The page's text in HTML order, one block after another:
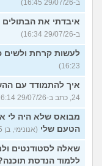
ב-29/07/26 16:45)
איבדתי את הבתולים
ב-29/07/26 16:34)
לעשות קרחת ולשים
16:23)
איך להתמודד עם
24, כתב ב-29/07/26 16:14)
מבואס שלא היה לי
הטעם שלי (אנונימי, בן 25, כתב ב-29/07/26 16:05)
שאלה לסטודנטים
ללמוד הנדסת